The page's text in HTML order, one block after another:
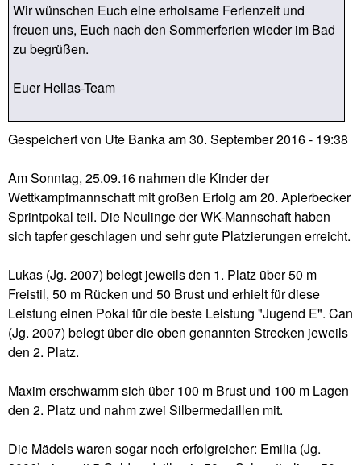
Wir wünschen Euch eine erholsame Ferienzeit und
freuen uns, Euch nach den Sommerferien wieder im Bad
zu begrüßen.
Euer Hellas-Team
Gespeichert von Ute Bankaam30. September 2016 - 19:38
Am Sonntag, 25.09.16 nahmen die Kinder der
Wettkampfmannschaft mit großen Erfolg am 20. Aplerbecker
Sprintpokal teil. Die Neulinge der WK-Mannschaft haben
sich tapfer geschlagen und sehr gute Platzierungen erreicht.
Lukas (Jg. 2007) belegt jeweils den 1. Platz über 50 m
Freistil, 50 m Rücken und 50 Brust und erhielt für diese
Leistung einen Pokal für die beste Leistung "Jugend E". Can
(Jg. 2007) belegt über die oben genannten Strecken jeweils
den 2. Platz.
Maxim erschwamm sich über 100 m Brust und 100 m Lagen
den 2. Platz und nahm zwei Silbermedaillen mit.
Die Mädels waren sogar noch erfolgreicher: Emilia (Jg.